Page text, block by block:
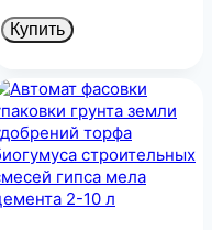
Купить